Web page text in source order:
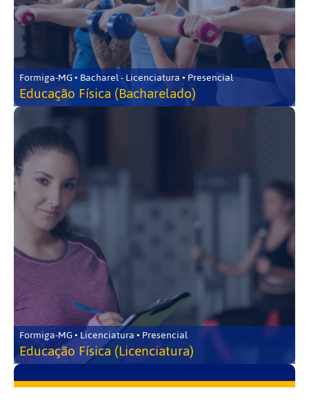
Formiga-MG • Bacharel - Licenciatura • Presencial
Educação Física (Bacharelado)
Formiga-MG • Licenciatura • Presencial
Educação Física (Licenciatura)